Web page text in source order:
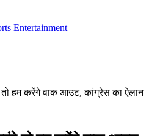
Entertainment
हम करेंगे वाक आउट, कांग्रेस का ऐलान